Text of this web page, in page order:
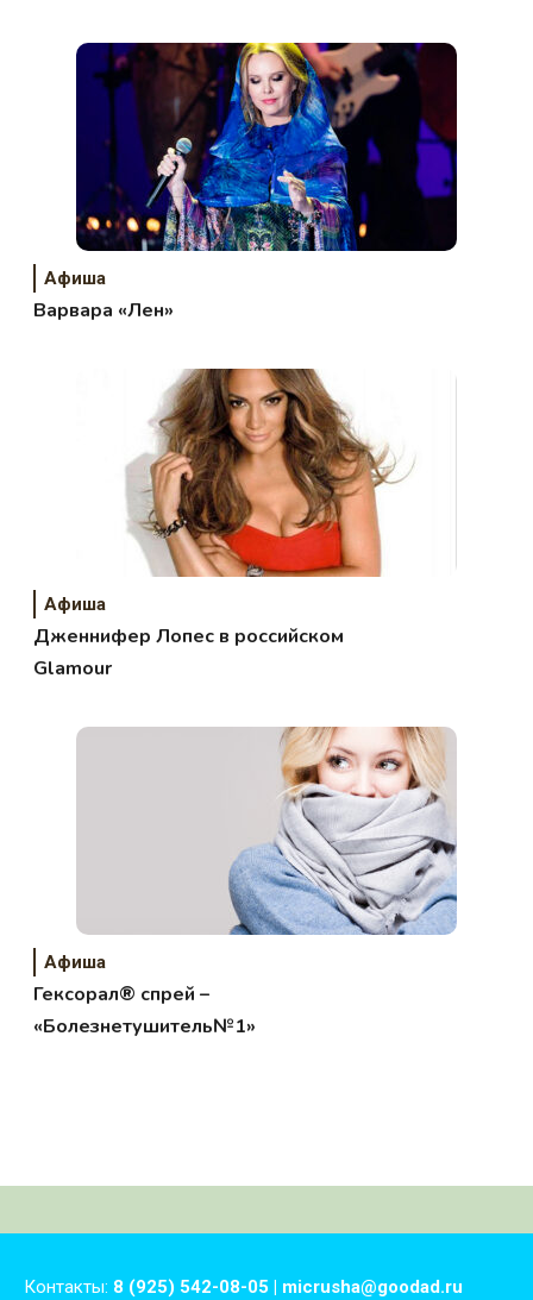
Афиша
Варвара «Лен»
Афиша
Дженнифер Лопес в российском
Glamour
Афиша
Гексорал® спрей –
«Болезнетушитель№1»
Контакты: 8 (925) 542-08-05 | micrusha@goodad.ru